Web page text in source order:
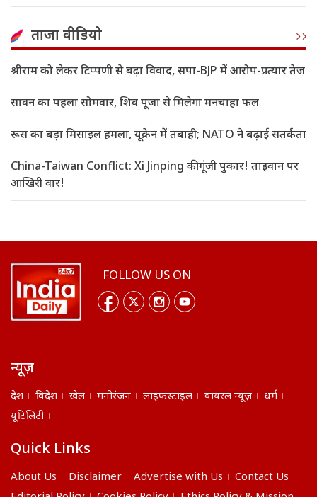
ताजा वीडियो
श्रीराम को लेकर टिप्पणी से बढ़ा विवाद, सपा-BJP में आरोप-प्रत्यार तेज
सावन का पहला सोमवार, शिव पूजा से मिलेगा मनचाहा फल
रूस का बड़ा मिसाइल हमला, यूक्रेन में तबाही; NATO ने बढ़ाई सतर्कता
China-Taiwan Conflict: Xi Jinping की गूंजी पुकार! ताइवान पर
आखिरी वार!
FOLLOW US ON
न्यूज़
देश विदेश खेल मनोरंजन लाइफस्टाइल वायरल न्यूज़
धर्म
यूटिलिटी
Quick Links
About Us Disclaimer Advertise with Us
Contact Us